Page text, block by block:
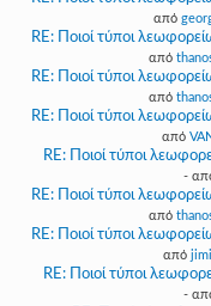
από
RE: Ποιοί τύποι
από
RE: Ποιοί τύποι
από
RE: Ποιοί τύποι
από
RE: Ποιοί τύποι
-
RE: Ποιοί τύποι
από
RE: Ποιοί τύποι
από
RE: Ποιοί τύποι
-